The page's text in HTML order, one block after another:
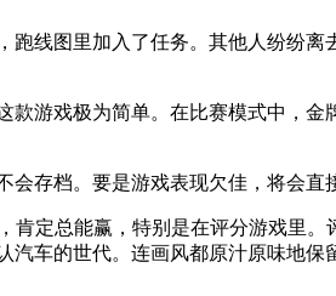
线图里加入了任务。其他人纷纷
游戏极为简单。在比赛模式中，
存档。要是游戏表现欠佳，将会直
定总能赢，特别是在评分游戏里
车的世代。连画风都原汁原味地